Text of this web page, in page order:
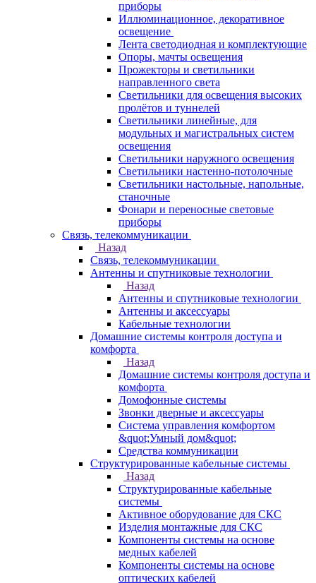
приборы
Иллюминационное, декоративное
освещение
Лента светодиодная и комплектующие
Опоры, мачты освещения
Прожекторы и светильники
направленного света
Светильники для освещения высоких
пролётов и туннелей
Светильники линейные, для
модульных и магистральных систем
освещения
Светильники наружного освещения
Светильники настенно-потолочные
Светильники настольные, напольные,
станочные
Фонари и переносные световые
приборы
Связь, телекоммуникации
Назад
Связь, телекоммуникации
Антенны и спутниковые технологии
Назад
Антенны и спутниковые технологии
Антенны и аксессуары
Кабельные технологии
Домашние системы контроля доступа и
комфорта
Назад
Домашние системы контроля доступа и
комфорта
Домофонные системы
Звонки дверные и аксессуары
Система управления комфортом
&quot;Умный дом&quot;
Средства коммуникации
Структурированные кабельные системы
Назад
Структурированные кабельные
системы
Активное оборудование для СКС
Изделия монтажные для СКС
Компоненты системы на основе
медных кабелей
Компоненты системы на основе
оптических кабелей